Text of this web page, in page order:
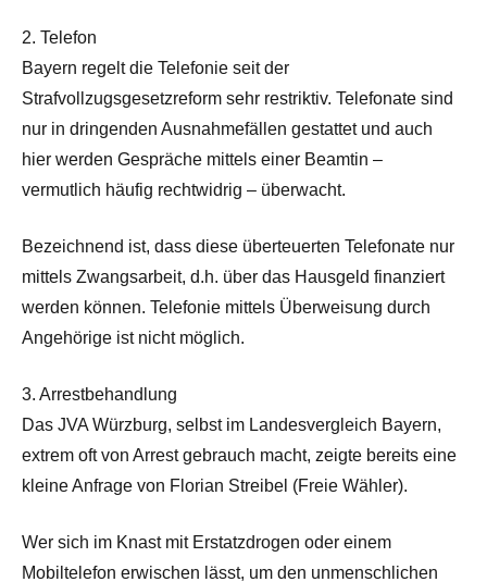
2. Telefon
Bayern regelt die Telefonie seit der
Strafvollzugsgesetzreform sehr restriktiv. Telefonate sind
nur in dringenden Ausnahmefällen gestattet und auch
hier werden Gespräche mittels einer Beamtin –
vermutlich häufig rechtwidrig – überwacht.
Bezeichnend ist, dass diese überteuerten Telefonate nur
mittels Zwangsarbeit, d.h. über das Hausgeld finanziert
werden können. Telefonie mittels Überweisung durch
Angehörige ist nicht möglich.
3. Arrestbehandlung
Das JVA Würzburg, selbst im Landesvergleich Bayern,
extrem oft von Arrest gebrauch macht, zeigte bereits eine
kleine Anfrage von Florian Streibel (Freie Wähler).
Wer sich im Knast mit Erstatzdrogen oder einem
Mobiltelefon erwischen lässt, um den unmenschlichen